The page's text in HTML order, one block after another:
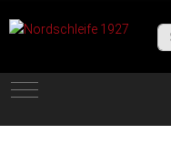
Mobile Menu Toggle